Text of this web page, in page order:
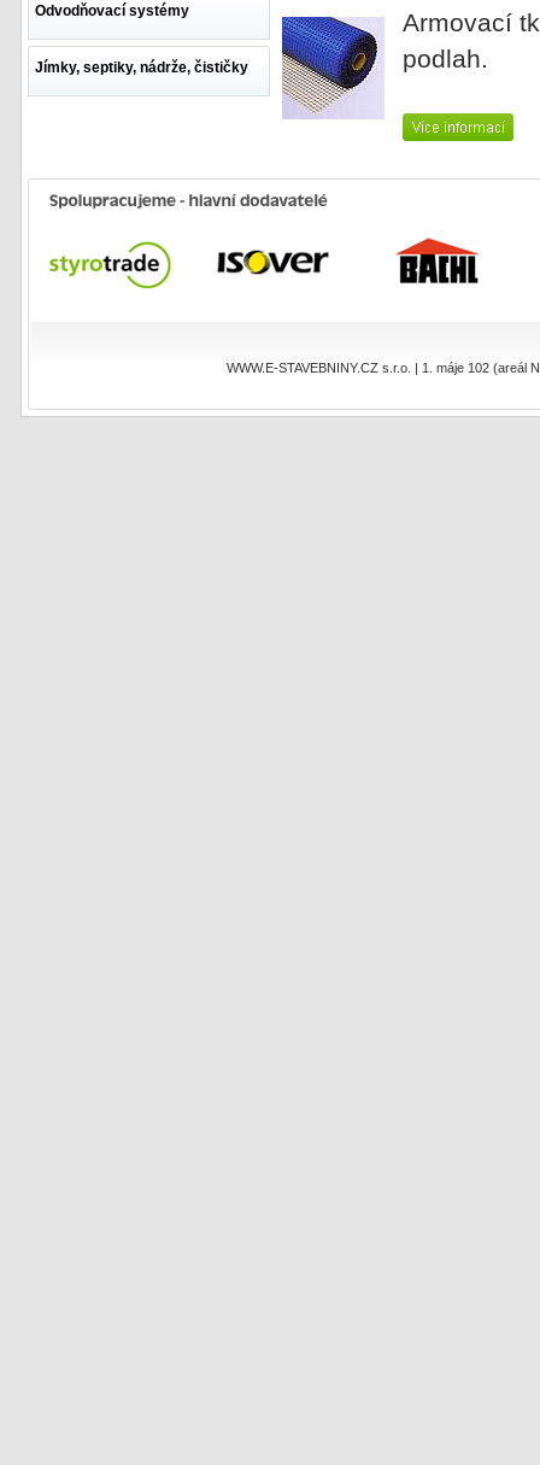
Odvodňovací systémy
Jímky, septiky, nádrže, čističky
Armovací
podlah.
WWW.E-STAVEBNINY.CZ s.r.o. | 1. máje 102